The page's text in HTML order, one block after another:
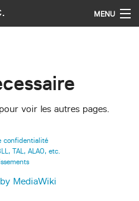
MENU
pour voir les autres pages.
confidentialité
TAL, ALAO, etc.
MediaWiki